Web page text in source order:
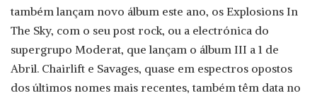
também lançam novo álbum este ano, os Explosions In
The Sky, com o seu post rock, ou a electrónica do
supergrupo Moderat, que lançam o álbum III a 1 de
Abril. Chairlift e Savages, quase em espectros opostos
dos últimos nomes mais recentes, também têm data no